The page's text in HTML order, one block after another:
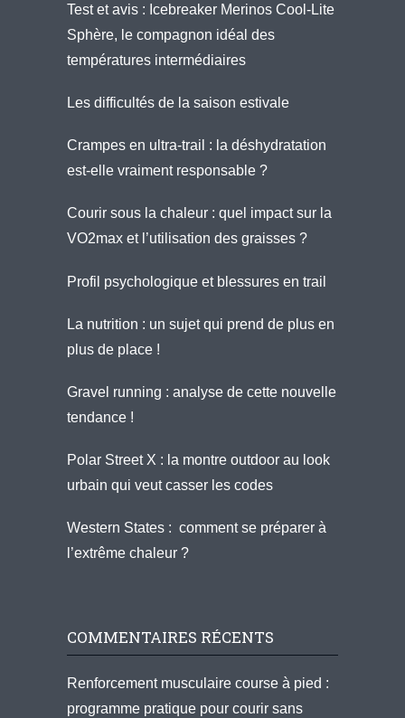
Test et avis : Icebreaker Merinos Cool-Lite
Sphère, le compagnon idéal des
températures intermédiaires
Les difficultés de la saison estivale
Crampes en ultra-trail : la déshydratation
est-elle vraiment responsable ?
Courir sous la chaleur : quel impact sur la
VO2max et l’utilisation des graisses ?
Profil psychologique et blessures en trail
La nutrition : un sujet qui prend de plus en
plus de place !
Gravel running : analyse de cette nouvelle
tendance !
Polar Street X : la montre outdoor au look
urbain qui veut casser les codes
Western States : comment se préparer à
l’extrême chaleur ?
COMMENTAIRES RÉCENTS
Renforcement musculaire course à pied :
programme pratique pour courir sans